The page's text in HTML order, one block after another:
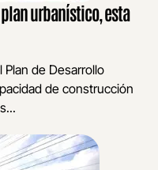
urbanístico, esta
Plan de Desarrollo
de construcción